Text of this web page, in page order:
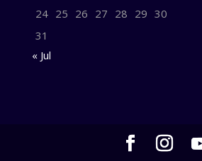
24 25 26 27 28 29 30
31
« Jul